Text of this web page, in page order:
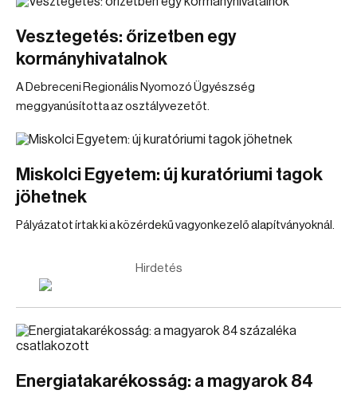
Vesztegetés: őrizetben egy
kormányhivatalnok
A Debreceni Regionális Nyomozó Ügyészség
meggyanúsította az osztályvezetőt.
Miskolci Egyetem: új kuratóriumi tagok
jöhetnek
Pályázatot írtak ki a közérdekű vagyonkezelő alapítványoknál.
Hirdetés
Energiatakarékosság: a magyarok 84